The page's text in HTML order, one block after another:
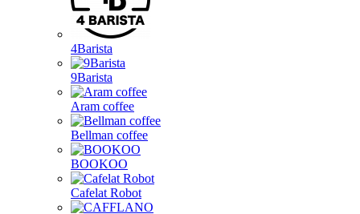
4Barista
9Barista
Aram coffee
Bellman coffee
BOOKOO
Cafelat Robot